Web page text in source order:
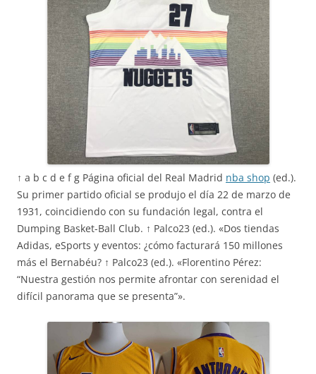
↑ a b c d e f g Página oficial del Real Madrid nba shop (ed.).
Su primer partido oficial se produjo el día 22 de marzo de
1931, coincidiendo con su fundación legal, contra el
Dumping Basket-Ball Club. ↑ Palco23 (ed.). «Dos tiendas
Adidas, eSports y eventos: ¿cómo facturará 150 millones
más el Bernabéu? ↑ Palco23 (ed.). «Florentino Pérez:
“Nuestra gestión nos permite afrontar con serenidad el
difícil panorama que se presenta”».